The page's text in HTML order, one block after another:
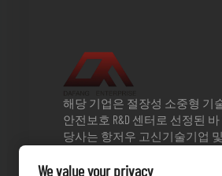
해당 기업은 절장성 소중형 기
안전보호 R&D 센터로 선정된
당사는 항저우 고신기술기업
장대학과 전략적 협력협정을
We value your privacy